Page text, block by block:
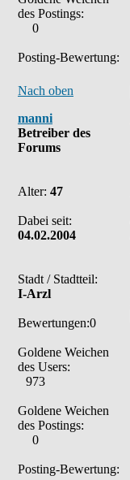
des Postings:
0
Posting-Bewertung:
Nach oben
manni
Betreiber des
Forums
Alter: 47
Dabei seit:
04.02.2004
Stadt / Stadtteil:
I-Arzl
Bewertungen:0
Goldene Weichen
des Users:
973
Goldene Weichen
des Postings:
0
Posting-Bewertung: